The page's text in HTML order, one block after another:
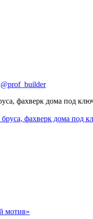
@prof_builder
фахверк дома под
мотив»